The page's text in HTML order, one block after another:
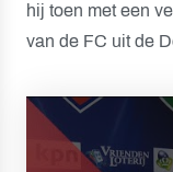
hij toen met een
van de FC uit de